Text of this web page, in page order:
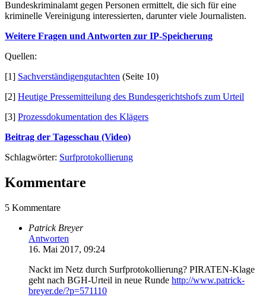
Bundeskriminalamt gegen Personen ermittelt, die sich für eine
kriminelle Vereinigung interessierten, darunter viele Journalisten.
Weitere Fragen und Antworten zur IP-Speicherung
Quellen:
[1] Sachverständigengutachten (Seite 10)
[2] Heutige Pressemitteilung des Bundesgerichtshofs zum Urteil
[3] Prozessdokumentation des Klägers
Beitrag der Tagesschau (Video)
Schlagwörter: Surfprotokollierung
Kommentare
5 Kommentare
Patrick Breyer
Antworten
16. Mai 2017, 09:24
Nackt im Netz durch Surfprotokollierung? PIRATEN-Klage
geht nach BGH-Urteil in neue Runde http://www.patrick-
breyer.de/?p=571110